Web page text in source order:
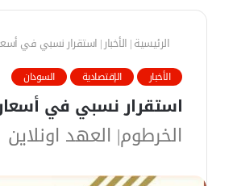
الرئيسية| الأخبار| استقرار نسبي في
الأخبار الإقتصادية السودان
استقرار نسبي في أسعار
الخرطوم| العهد اونلاين